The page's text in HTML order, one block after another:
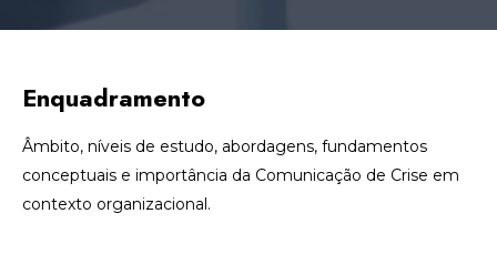
Enquadramento
Âmbito, níveis de estudo, abordagens, fundamentos
conceptuais e importância da Comunicação de Crise em
contexto organizacional.